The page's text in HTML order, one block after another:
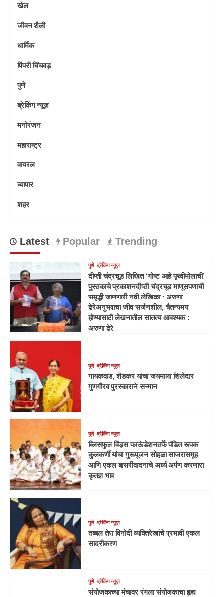
खेल
जीवन शैली
धार्मिक
पिंपरी चिंचवड़
पुणे
ब्रेकिंग न्यूज़
मनोरंजन
महाराष्ट्र
वायरल
व्यापार
शहर
Latest Popular Trending
पुणे ब्रेकिंग न्यूज़
दीप्ती चंद्रचूड लिखित ‘गोष्ट आहे पृथ्वीमोलाची’
पुस्तकाचे प्रकाशनदीप्ती चंद्रचूड माणूसपणाची
समृद्धी जाणणारी नवी लेखिका : अरुणा
ढेरेअनुभवाचा जीव सर्जनशील, चैतन्यमय
होण्यासाठी लेखनातील सातत्य आवश्यक :
अरुणा ढेरे
पुणे ब्रेकिंग न्यूज़
गायकवाड, शेंडकर यांचा जयमाला शिलेदार
गुणगौरव पुरस्काराने सन्मान
पुणे ब्रेकिंग न्यूज़
ब्लिसफुल विंड्स फाऊंडेशनतर्फे पंडित रूपक
कुलकर्णी यांचा गुरूपूजन सोहळा साजरासमूह
आणि एकल बासरीवादनाचे अर्घ्य अर्पण करणारा
कृतज्ञ भाव
पुणे ब्रेकिंग न्यूज़
तब्बल तेरा विनोदी व्यक्तिरेखांचे प्रभावी एकल
सादरीकरण
पुणे ब्रेकिंग न्यूज़
संयोजकाच्या मंचावर रंगला संयोजकाचा हृद्य